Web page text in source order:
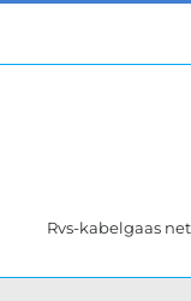
Rvs-kabelgaas